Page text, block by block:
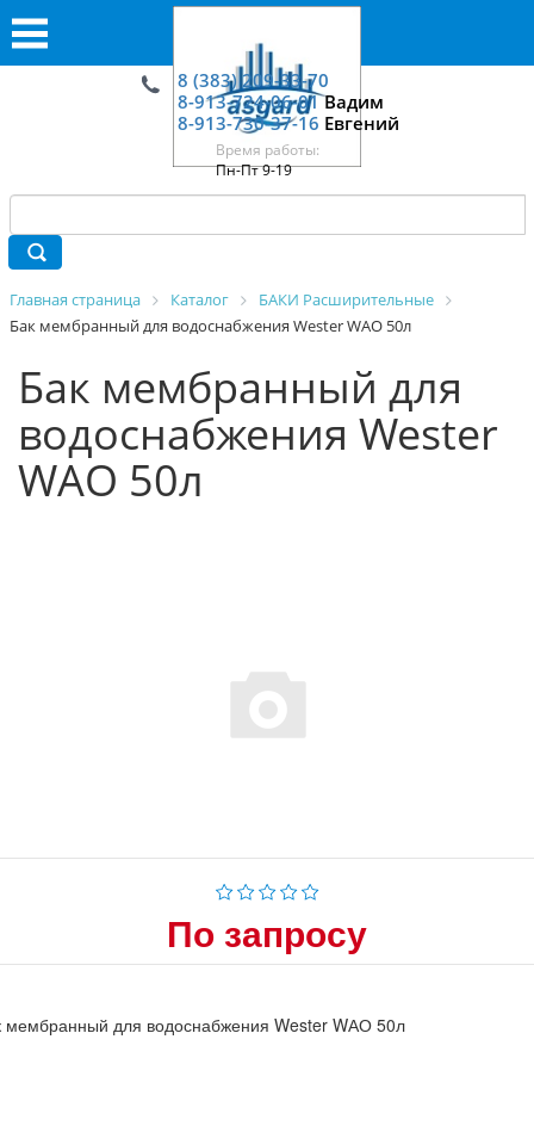
8 (383) 209-33-70
8-913-724-06-01Вадим
8-913-730-37-16 Евгений
Время работы:
Пн-Пт 9-19
Главная страница Каталог
БАКИ Расширительные
Бак мембранный для водоснабжения Wester WАО 50л
Бак мембранный для
водоснабжения Wester
WАО 50л
По запросу
мембранный для водоснабжения Wester WАО 50л